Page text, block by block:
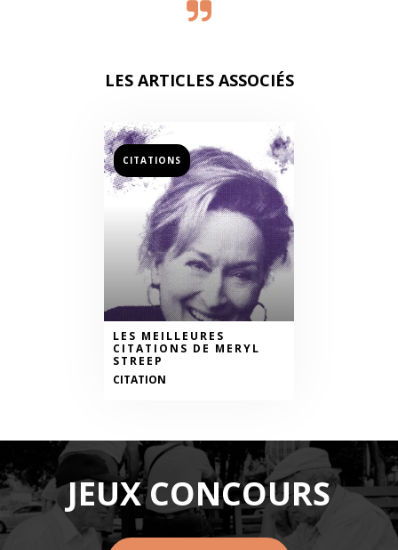
LES ARTICLES ASSOCIÉS
LES MEILLEURES
CITATIONS DE MERYL
STREEP
CITATION
CITATIONS
JEUX CONCOURS